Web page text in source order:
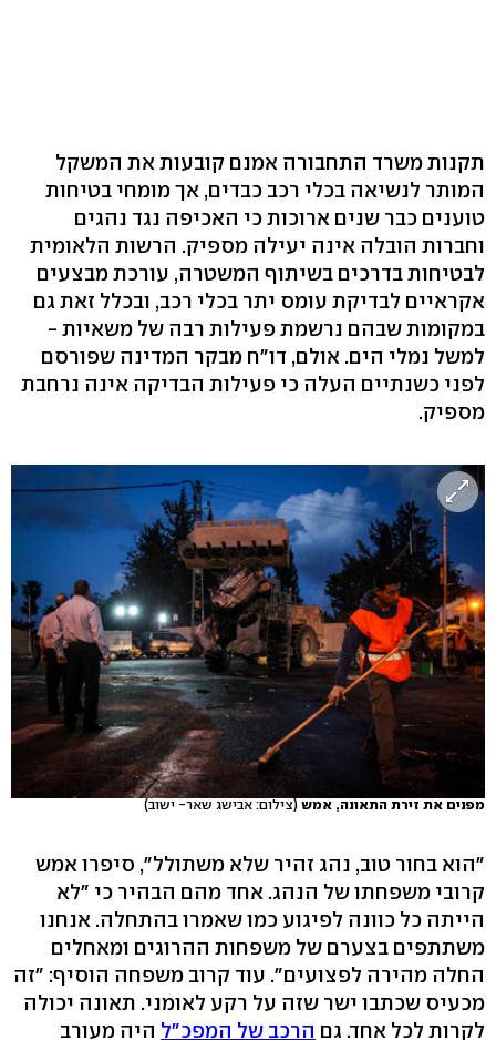
תקנות משרד התחבורה אמנם קובעות את המשקל
המותר לנשיאה בכלי רכב כבדים, אך מומחי בטיחות
טוענים כבר שנים ארוכות כי האכיפה נגד נהגים
וחברות הובלה אינה יעילה מספיק. הרשות הלאומית
לבטיחות בדרכים בשיתוף המשטרה, עורכת מבצעים
אקראיים לבדיקת עומס יתר בכלי רכב, ובכלל זאת גם
במקומות שבהם נרשמת פעילות רבה של משאיות -
למשל נמלי הים. אולם, דו"ח מבקר המדינה שפורסם
לפני כשנתיים העלה כי פעילות הבדיקה אינה נרחבת
מספיק.
מפנים את זירת התאונה, אמש (צילום: אבישג שאר- ישוב)
"הוא בחור טוב, נהג זהיר שלא משתולל", סיפרו אמש
קרובי משפחתו של הנהג. אחד מהם הבהיר כי "לא
הייתה כל כוונה לפיגוע כמו שאמרו בהתחלה. אנחנו
משתתפים בצערם של משפחות ההרוגים ומאחלים
החלה מהירה לפצועים". עוד קרוב משפחה הוסיף: "זה
מכעיס שכתבו ישר שזה על רקע לאומני. תאונה יכולה
לקרות לכל אחד. גם הרכב של המפכ"ל היה מעורב